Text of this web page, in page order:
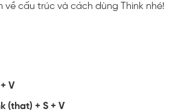
cấu trúc và cách dùng Think nhé!
V
(that) + S + V